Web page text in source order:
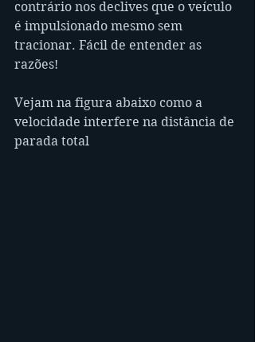
contrário nos declives que o veículo
é impulsionado mesmo sem
tracionar. Fácil de entender as
razões!
Vejam na figura abaixo como a
velocidade interfere na distância de
parada total